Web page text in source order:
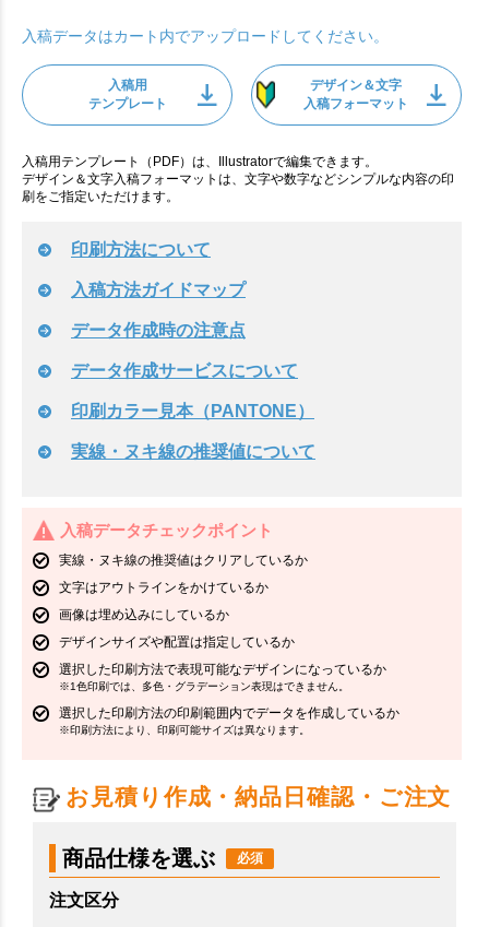
入稿データはカート内でアップロードしてください。
入稿用
テンプレート
デザイン＆文字
入稿フォーマット
入稿用テンプレート（PDF）は、Illustratorで編集できます。
デザイン＆文字入稿フォーマットは、文字や数字などシンプルな内容の印
刷をご指定いただけます。
印刷方法について
入稿方法ガイドマップ
データ作成時の注意点
データ作成サービスについて
印刷カラー見本（PANTONE）
実線・ヌキ線の推奨値について
入稿データチェックポイント
実線・ヌキ線の推奨値はクリアしているか
文字はアウトラインをかけているか
画像は埋め込みにしているか
デザインサイズや配置は指定しているか
選択した印刷方法で表現可能なデザインになっているか
※1色印刷では、多色・グラデーション表現はできません。
選択した印刷方法の印刷範囲内でデータを作成しているか
※印刷方法により、印刷可能サイズは異なります。
お見積り作成・納品日確認・ご注文
商品仕様を選ぶ
注文区分